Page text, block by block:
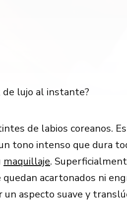
de lujo al instante?
de labios coreanos.
tono intenso que dura
maquillaje.
acartonados ni
aspecto suave y